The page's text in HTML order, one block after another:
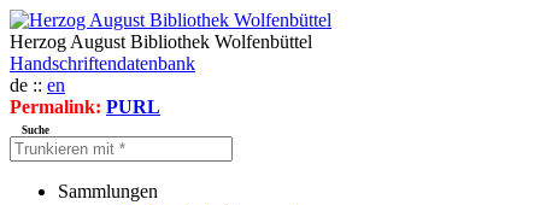
Herzog August Bibliothek Wolfenbüttel
Handschriftendatenbank
de :: en
Permalink: PURL
Suche
Sammlungen